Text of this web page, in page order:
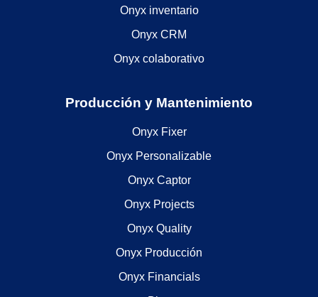
Onyx inventario
Onyx CRM
Onyx colaborativo
Producción y Mantenimiento
Onyx Fixer
Onyx Personalizable
Onyx Captor
Onyx Projects
Onyx Quality
Onyx Producción
Onyx Financials